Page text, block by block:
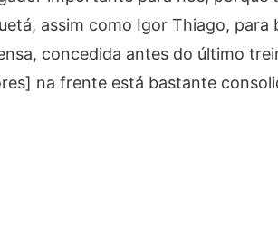
assim como Igor Thiago, para
concedida antes do último
na frente está bastante